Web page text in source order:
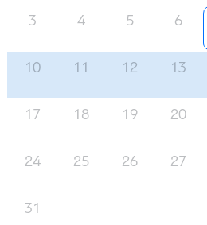
3 4 5 6
10 11 12 13
17 18 19 20
24 25 26 27
31